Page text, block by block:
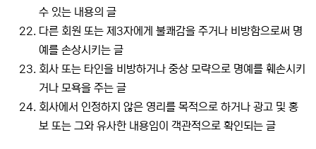
수 있는 내용의 글
다른 회원 또는 제3자에게 불쾌감을 주거나 비방함으로써 명
예를 손상시키는 글
회사 또는 타인을 비방하거나 중상 모략으로 명예를 훼손시키
거나 모욕을 주는 글
회사에서 인정하지 않은 영리를 목적으로 하거나 광고 및 홍
보 또는 그와 유사한 내용임이 객관적으로 확인되는 글